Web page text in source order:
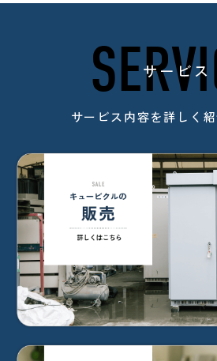
サービス
サービス内容を詳しく紹